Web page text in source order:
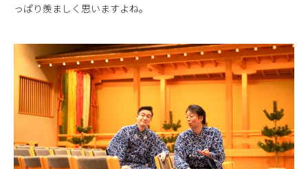
っぱり羨ましく思いますよね。